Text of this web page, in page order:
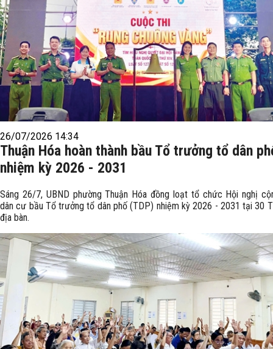
26/07/2026 14:34
Thuận Hóa hoàn thành bầu Tổ trưởng tổ dân
nhiệm kỳ 2026 - 2031
Sáng 26/7, UBND phường Thuận Hóa đồng loạt tổ chức Hội nghị
dân cư bầu Tổ trưởng tổ dân phố (TDP) nhiệm kỳ 2026 - 2031 tại 30
địa bàn.